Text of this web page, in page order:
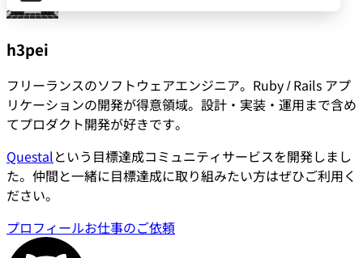
h3pei
フリーランスのソフトウェアエンジニア。Ruby / Rails アプ
リケーションの開発が得意領域。設計・実装・運用まで含め
てプロダクト開発が好きです。
Questalという目標達成コミュニティサービスを開発しまし
た。仲間と一緒に目標達成に取り組みたい方はぜひご利用く
ださい。
プロフィールお仕事のご依頼